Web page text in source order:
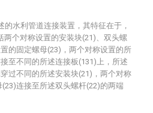
的水利管道连接装置，其特征在于，
两个对称设置的安装块(21)、双头螺
的固定螺母(23)，两个对称设置的所
至不同的所述连接板(131)上，所述
过不同的所述安装块(21)，两个对称
连接至所述双头螺杆(22)的两端